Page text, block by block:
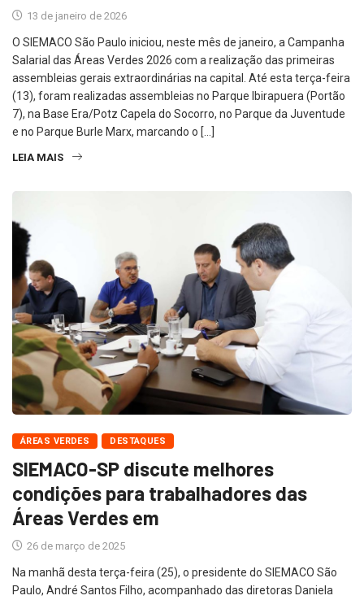
13 de janeiro de 2026
O SIEMACO São Paulo iniciou, neste mês de janeiro, a Campanha
Salarial das Áreas Verdes 2026 com a realização das primeiras
assembleias gerais extraordinárias na capital. Até esta terça-feira
(13), foram realizadas assembleias no Parque Ibirapuera (Portão
7), na Base Era/Potz Capela do Socorro, no Parque da Juventude
e no Parque Burle Marx, marcando o […]
LEIA MAIS
ÁREAS VERDES DESTAQUES
SIEMACO-SP discute melhores
condições para trabalhadores das
Áreas Verdes em
26 de março de 2025
Na manhã desta terça-feira (25), o presidente do SIEMACO São
Paulo, André Santos Filho, acompanhado das diretoras Daniela